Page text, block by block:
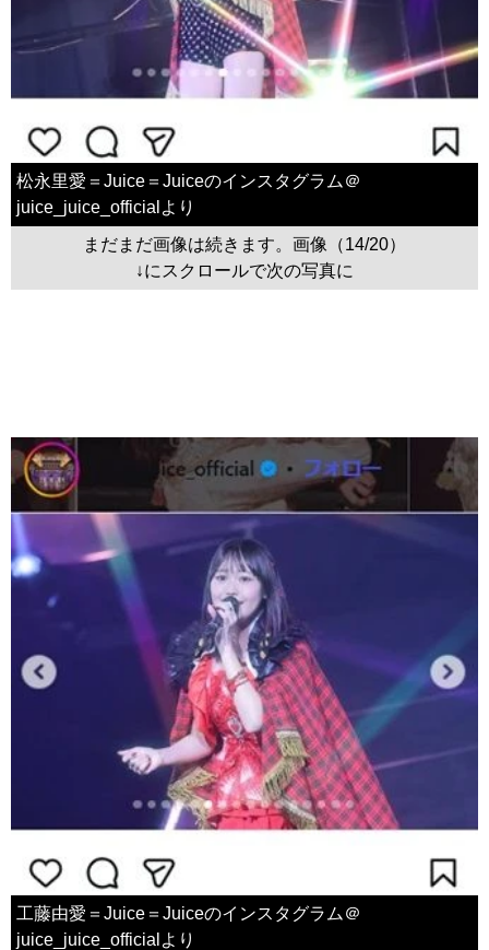
松永里愛＝Juice＝Juiceのインスタグラム＠
juice_juice_officialより
まだまだ画像は続きます。画像（14/20）
↓にスクロールで次の写真に
工藤由愛＝Juice＝Juiceのインスタグラム＠
juice_juice_officialより